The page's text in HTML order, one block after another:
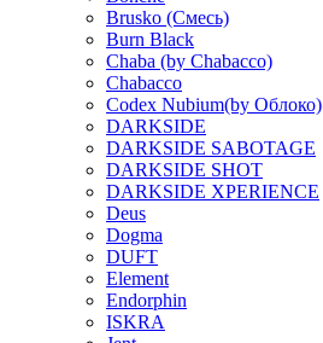
Brusko (Смесь)
Burn Black
Chaba (by Chabacco)
Chabacco
Codex Nubium(by Облоко)
DARKSIDE
DARKSIDE SABOTAGE
DARKSIDE SHOT
DARKSIDE XPERIENCE
Deus
Dogma
DUFT
Element
Endorphin
ISKRA